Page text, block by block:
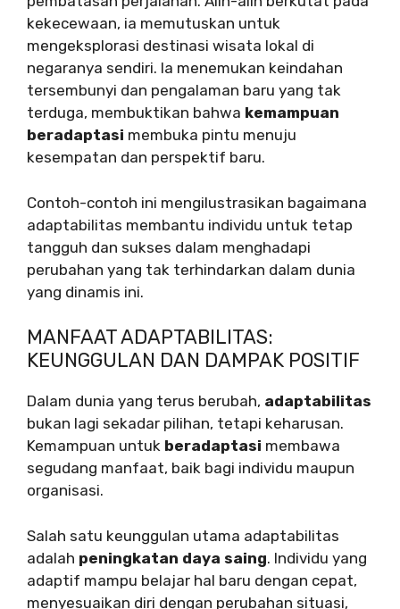
kekecewaan, ia memutuskan untuk
mengeksplorasi destinasi wisata lokal di
negaranya sendiri. Ia menemukan keindahan
tersembunyi dan pengalaman baru yang tak
terduga, membuktikan bahwa kemampuan
beradaptasi membuka pintu menuju
kesempatan dan perspektif baru.
Contoh-contoh ini mengilustrasikan bagaimana
adaptabilitas membantu individu untuk tetap
tangguh dan sukses dalam menghadapi
perubahan yang tak terhindarkan dalam dunia
yang dinamis ini.
MANFAAT ADAPTABILITAS:
KEUNGGULAN DAN DAMPAK POSITIF
Dalam dunia yang terus berubah, adaptabilitas
bukan lagi sekadar pilihan, tetapi keharusan.
Kemampuan untuk beradaptasi membawa
segudang manfaat, baik bagi individu maupun
organisasi.
Salah satu keunggulan utama adaptabilitas
adalah peningkatan daya saing. Individu yang
adaptif mampu belajar hal baru dengan cepat,
menyesuaikan diri dengan perubahan situasi,